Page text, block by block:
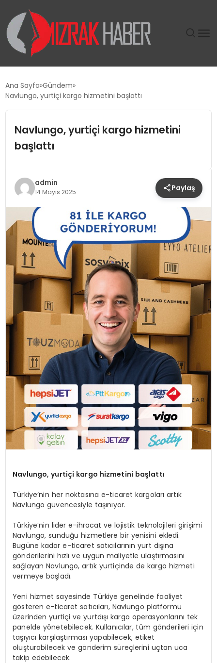
DÜNYA
EKONOMI
SPOR
TEKNOLOJI
YAŞAM
Ana Sayfa Gündem
Navlungo, yurtiçi kargo hizmetini başlattı
Navlungo, yurtiçi kargo hizmetini
başlattı
admin
14 Mayıs 2025 Paylaş
Navlungo, yurtiçi kargo hizmetini başlattı
Türkiye’nin her noktasına e-ticaret kargoları artık
Navlungo güvencesiyle taşınıyor.
Türkiye’nin lider e-ihracat ve lojistik teknolojileri girişimi
Navlungo, sunduğu hizmetlere bir yenisini ekledi.
Bugüne kadar e-ticaret satıcılarının yurt dışına
gönderilerini hızlı ve uygun maliyetle ulaştırmasını
sağlayan Navlungo, artık yurtiçinde de kargo hizmeti
vermeye başladı.
Yeni hizmet sayesinde Türkiye genelinde faaliyet
gösteren e-ticaret satıcıları, Navlungo platformu
üzerinden yurtiçi ve yurtdışı kargo operasyonlarını tek
panelde yönetebilecek. Kullanıcılar, tüm gönderileri için
taşıyıcı karşılaştırması yapabilecek, etiket
oluşturabilecek ve gönderim süreçlerini uçtan uca
takip edebilecek.